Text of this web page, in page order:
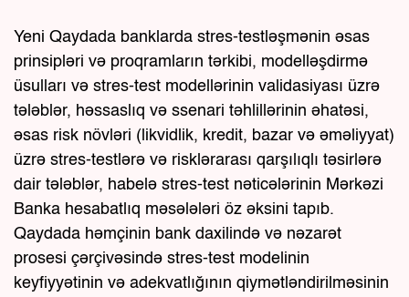
Yeni Qaydada banklarda stres-testləşmənin əsas
prinsipləri və proqramların tərkibi, modelləşdirmə
üsulları və stres-test modellərinin validasiyası üzrə
tələblər, həssaslıq və ssenari təhlillərinin əhatəsi,
əsas risk növləri (likvidlik, kredit, bazar və əməliyyat)
üzrə stres-testlərə və risklərarası qarşılıqlı təsirlərə
dair tələblər, habelə stres-test nəticələrinin Mərkəzi
Banka hesabatlıq məsələləri öz əksini tapıb.
Qaydada həmçinin bank daxilində və nəzarət
prosesi çərçivəsində stres-test modelinin
keyfiyyətinin və adekvatlığının qiymətləndirilməsinin